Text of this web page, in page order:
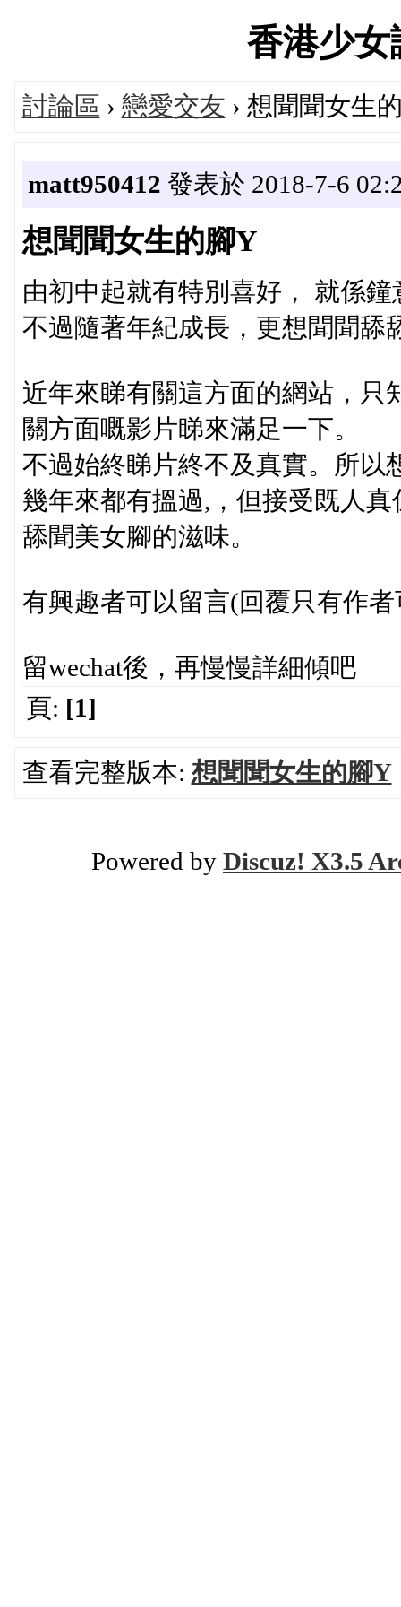
香港少
討論區 › 戀愛交友 › 想聞聞女生
matt950412 發表於 2018-7-6
想聞聞女生的腳Y
由初中起就有特別喜好， 就係
不過隨著年紀成長，更想聞聞舔
近年來睇有關這方面的網站，只
關方面嘅影片睇來滿足一下。
不過始終睇片終不及真實。所以
幾年來都有搵過,，但接受既人
舔聞美女腳的滋味。
有興趣者可以留言(回覆只有作
留wechat後，再慢慢詳細傾吧
頁: [1]
查看完整版本: 想聞聞女生的腳Y
Powered by Discuz! X3.5